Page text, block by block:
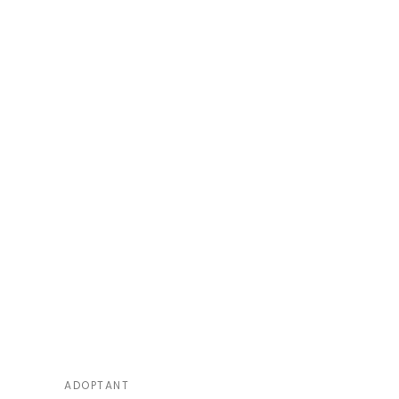
ADOPTANT